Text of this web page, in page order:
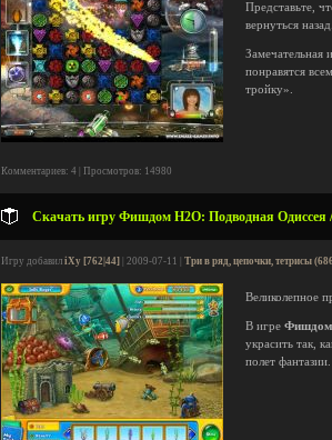
Представьте,
вернуться
Замечательная
понравятся
тройку».
Комментариев: 4 | Просмотров: 14980
Скачать игру Фишдом H2O: Подводная Одиссея
Игру добавил iXy [762|44] | 2009-07-11 | Три в ряд, цепочки, тетрисы
Великолепное
В игре Фишдом
украсить так,
полет фантазии.